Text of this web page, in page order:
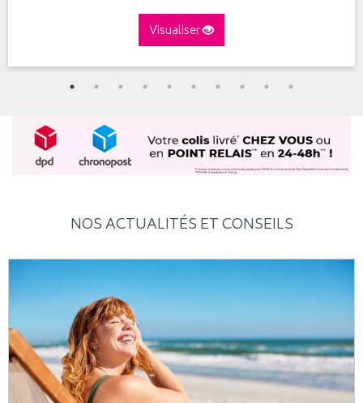
Visualiser
NOS ACTUALITÉS ET CONSEILS